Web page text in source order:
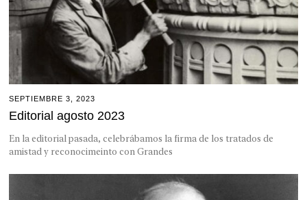
SEPTIEMBRE 3, 2023
Editorial agosto 2023
En la editorial pasada, celebrábamos la firma de los tratados de
amistad y reconocimeinto con Grandes